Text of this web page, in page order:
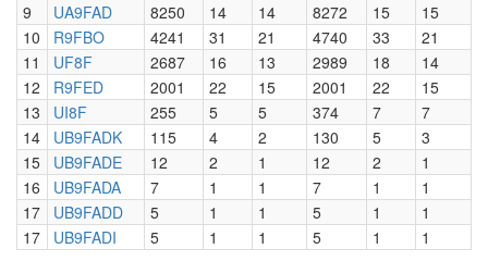
9
UA9FAD 8250 14 14 8272 15
15
10
R9FBO 4241 31 21 4740 33
21
11
UF8F 2687 16 13 2989 18
14
12
R9FED 2001 22 15 2001 22
15
13
UI8F 255 5 5 374 7
7
14
UB9FADK 115 4 2 130 5
3
15
UB9FADE 12 2 1 12 2
1
16
UB9FADA 7 1 1 7 1
1
17
UB9FADD 5 1 1 5 1
1
17
UB9FADI 5 1 1 5 1 1